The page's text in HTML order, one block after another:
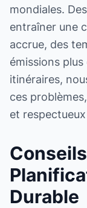
mondiales.
entraîner une
accrue, des
émissions
itinéraires,
ces
et
Durable